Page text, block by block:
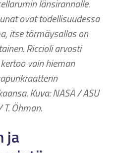
länsirannalle.
ovat todellisuudessa
itse törmäysallas on
Riccioli arvosti
vain hieman
Kuva: NASA / ASU
Öhman.
ja